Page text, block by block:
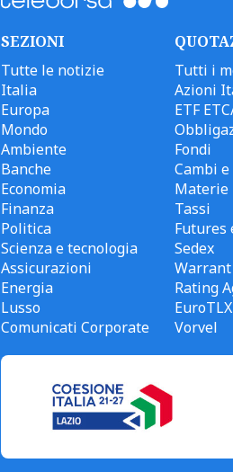
SEZIONI
Tutte le notizie
Italia
Europa
Mondo
Ambiente
Banche
Economia
Finanza
Politica
Scienza e tecnologia
Assicurazioni
Energia
Lusso
Comunicati Corporate
Tutti i
Azioni
ETF
Fondi
Cambi
Materie
Tassi
Futures
Sedex
Warrant
Rating
EuroTLX
Vorvel